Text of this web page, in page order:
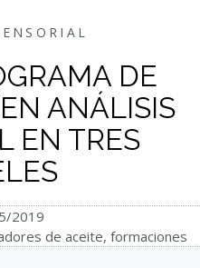
DE
ANÁLISIS
EN TRES
2019
de aceite, formaciones